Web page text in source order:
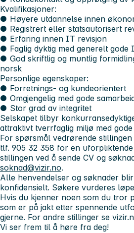
Kvalifikasjoner:
● Høyere utdannelse innen
● Registrert eller statsautorisert
● Erfaring innen IT revisjon
● Faglig dyktig med generelt gode
● God skriftlig og muntlig
norsk
Personlige egenskaper:
● Forretnings- og kundeorientert
● Omgjengelig med gode
● Stor grad av integritet
Selskapet tilbyr
attraktivt tverrfaglig miljø med
For spørsmål vedrørende
tlf. 905 32 358 for en
stillingen ved å sende CV og
soknad@vizir.no.
Alle henvendelser og søknader
konfidensielt. Søkere vurderes
Hvis du kjenner noen som du tror
som er på jakt etter spennende
gjerne. For andre stillinger se
Vi ser frem til å høre fra deg!